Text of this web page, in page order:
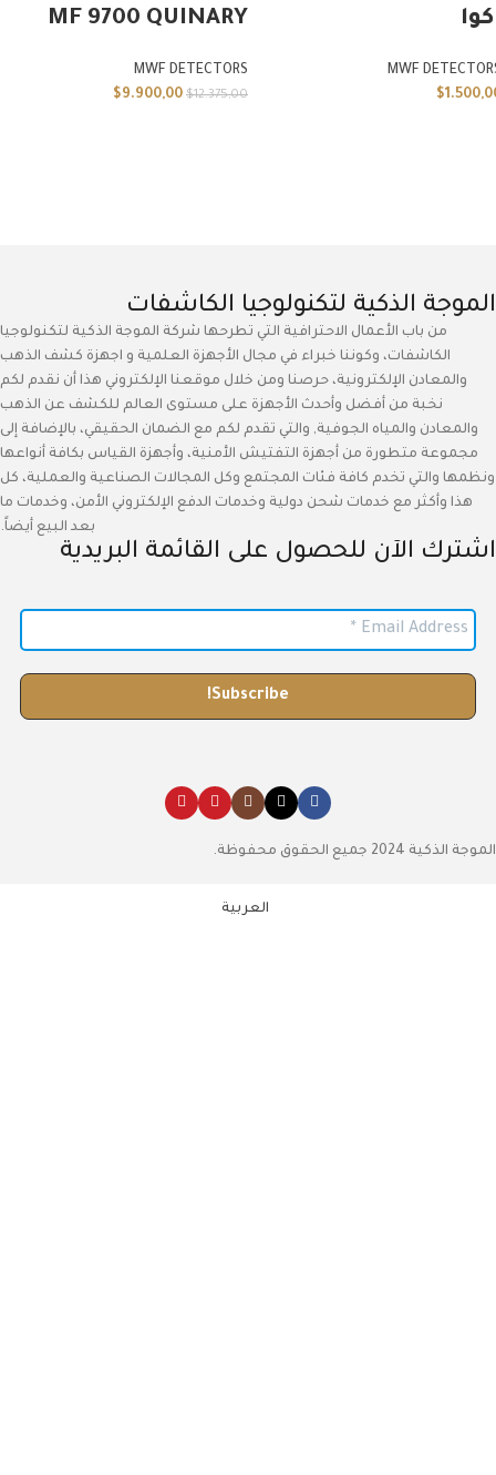
MWF
$
MF 9700 QUINARY
MWF DETECTORS
$12.375,00
$9.900,00
الموجة الذكية لتكنولوجيا الكاشفات
من باب الأعمال الاحترافية التي تطرحها شركة الموجة الذكية لتكنولوجيا
الكاشفات، وكوننا خبراء في مجال الأجهزة العلمية و اجهزة كشف الذهب
والمعادن الإلكترونية، حرصنا ومن خلال موقعنا الإلكتروني هذا أن نقدم لكم
نخبة من أفضل وأحدث الأجهزة على مستوى العالم للكشف عن الذهب
والمعادن والمياه الجوفية, والتي تقدم لكم مع الضمان الحقيقي، بالإضافة إلى
مجموعة متطورة من أجهزة التفتيش الأمنية، وأجهزة القياس بكافة أنواعها
ونظمها والتي تخدم كافة فئات المجتمع وكل المجالات الصناعية والعملية، كل
هذا وأكثر مع خدمات شحن دولية وخدمات الدفع الإلكتروني الأمن، وخدمات ما
بعد البيع أيضاً.
اشترك الآن للحصول على القائمة البريدية
الموجة الذكية 2024 جميع الحقوق محفوظة.
العربية